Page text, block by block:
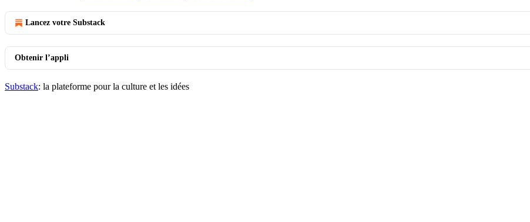
Lancez votre Substack
Obtenir l’appli
Substack: la plateforme pour la culture et les idées